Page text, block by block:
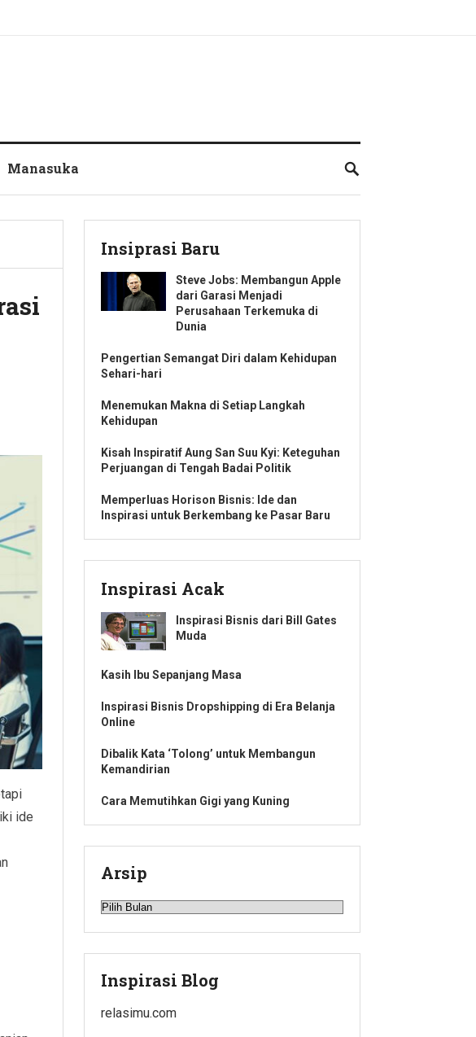
Manasuka
ide
Insiprasi Baru
Steve Jobs: Membangun Apple
dari Garasi Menjadi
Perusahaan Terkemuka di
Dunia
Pengertian Semangat Diri dalam Kehidupan
Sehari-hari
Menemukan Makna di Setiap Langkah
Kehidupan
Kisah Inspiratif Aung San Suu Kyi: Keteguhan
Perjuangan di Tengah Badai Politik
Memperluas Horison Bisnis: Ide dan
Inspirasi untuk Berkembang ke Pasar Baru
Inspirasi Acak
Inspirasi Bisnis dari Bill Gates
Muda
Kasih Ibu Sepanjang Masa
Inspirasi Bisnis Dropshipping di Era Belanja
Online
Dibalik Kata ‘Tolong’ untuk Membangun
Kemandirian
Cara Memutihkan Gigi yang Kuning
Arsip
Arsip
Inspirasi Blog
relasimu.com